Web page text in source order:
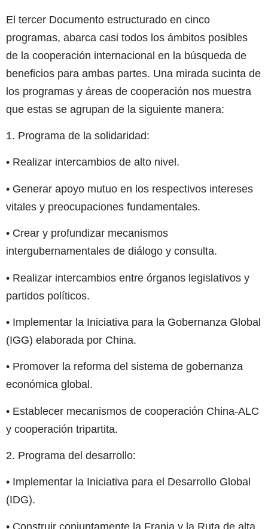
El tercer Documento estructurado en cinco
programas, abarca casi todos los ámbitos posibles
de la cooperación internacional en la búsqueda de
beneficios para ambas partes. Una mirada sucinta de
los programas y áreas de cooperación nos muestra
que estas se agrupan de la siguiente manera:
1. Programa de la solidaridad:
• Realizar intercambios de alto nivel.
• Generar apoyo mutuo en los respectivos intereses
vitales y preocupaciones fundamentales.
• Crear y profundizar mecanismos
intergubernamentales de diálogo y consulta.
• Realizar intercambios entre órganos legislativos y
partidos políticos.
• Implementar la Iniciativa para la Gobernanza Global
(IGG) elaborada por China.
• Promover la reforma del sistema de gobernanza
económica global.
• Establecer mecanismos de cooperación China-ALC
y cooperación tripartita.
2. Programa del desarrollo:
• Implementar la Iniciativa para el Desarrollo Global
(IDG).
• Construir conjuntamente la Franja y la Ruta de alta